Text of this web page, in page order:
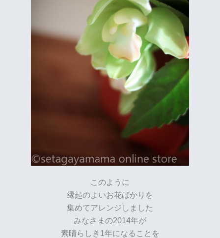
このように
縁起のよいお花ばかりを
集めてアレンジしました
みなさまの2014年が
素晴らしき1年になることを